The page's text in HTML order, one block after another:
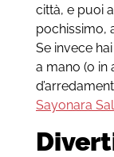
città, e puoi
pochissimo,
Se invece
a mano (o in
Sayonara